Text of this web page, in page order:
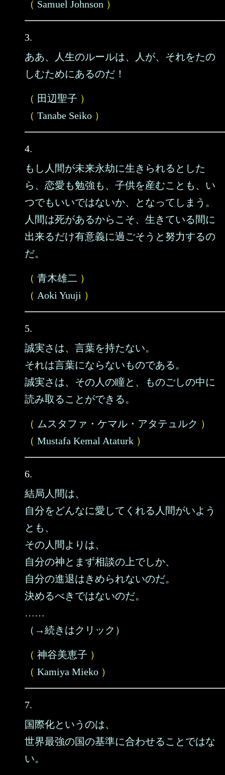
（ Samuel Johnson ）
3.
ああ、人生のルールは、人が、それをたの
しむためにあるのだ！
（ 田辺聖子 ）
（ Tanabe Seiko ）
4.
もし人間が未来永劫に生きられるとした
ら、恋愛も勉強も、子供を産むことも、い
つでもいいではないか、となってしまう。
人間は死があるからこそ、生きている間に
出来るだけ有意義に過ごそうと努力するの
だ。
（ 青木雄二 ）
（ Aoki Yuuji ）
5.
誠実さは、言葉を持たない。
それは言葉にならないものである。
誠実さは、その人の瞳と、ものごしの中に
読み取ることができる。
（ ムスタファ・ケマル・アタテュルク ）
（ Mustafa Kemal Ataturk ）
6.
結局人間は、
自分をどんなに愛してくれる人間がいよう
とも、
その人間よりは、
自分の神とまず相談の上でしか、
自分の進退はきめられないのだ。
決めるべきではないのだ。
……
（→続きはクリック）
（ 神谷美恵子 ）
（ Kamiya Mieko ）
7.
国際化というのは、
世界最強の国の基準に合わせることではな
い。